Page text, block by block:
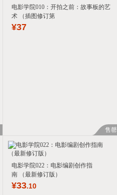
电影学院010：开拍之前：故事板的艺
术 （插图修订第
¥37
售罄
电影学院022：电影编剧创作指
南 （最新修订版）
¥33.10